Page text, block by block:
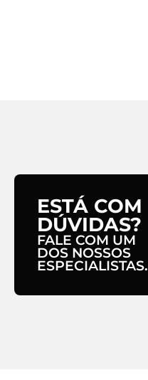
ESTÁ COM
DÚVIDAS?
FALE COM UM
DOS NOSSOS
ESPECIALISTAS.